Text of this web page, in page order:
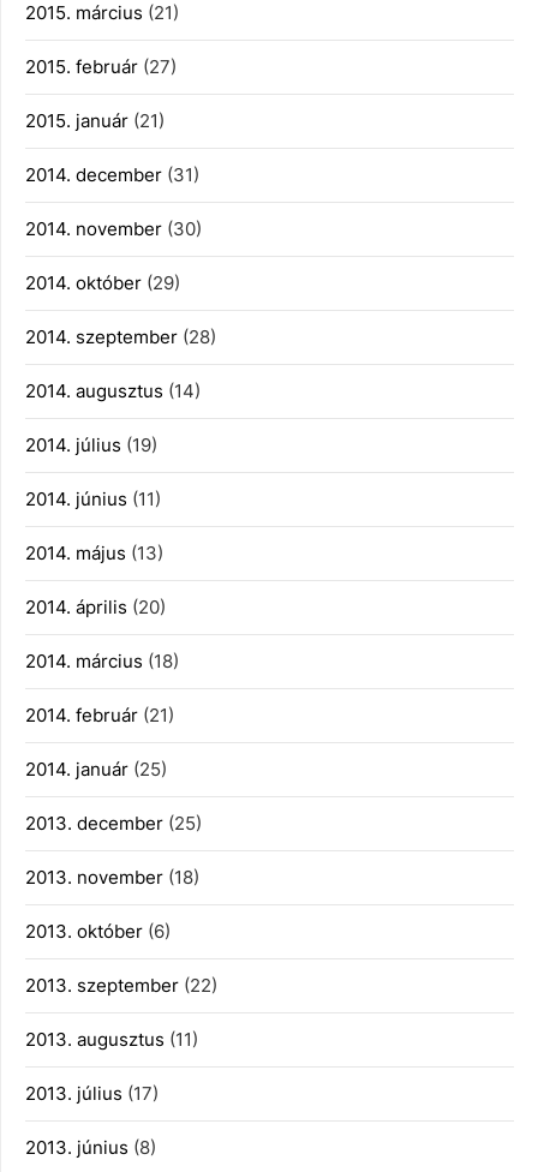
2015. március (21)
2015. február (27)
2015. január (21)
2014. december (31)
2014. november (30)
2014. október (29)
2014. szeptember (28)
2014. augusztus (14)
2014. július (19)
2014. június (11)
2014. május (13)
2014. április (20)
2014. március (18)
2014. február (21)
2014. január (25)
2013. december (25)
2013. november (18)
2013. október (6)
2013. szeptember (22)
2013. augusztus (11)
2013. július (17)
2013. június (8)